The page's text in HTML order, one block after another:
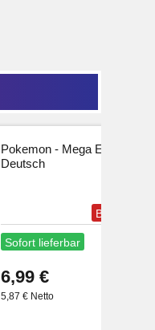
Pokemon - Mega
Deutsch
Bestseller
Sofort lieferbar
6,99 €
5,87 € Netto